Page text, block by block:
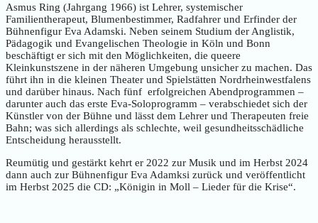
Asmus Ring (Jahrgang 1966) ist Lehrer, systemischer
Familientherapeut, Blumenbestimmer, Radfahrer und Erfinder der
Bühnenfigur Eva Adamski. Neben seinem Studium der Anglistik,
Pädagogik und Evangelischen Theologie in Köln und Bonn
beschäftigt er sich mit den Möglichkeiten, die queere
Kleinkunstszene in der näheren Umgebung unsicher zu machen. Das
führt ihn in die kleinen Theater und Spielstätten Nordrheinwestfalens
und darüber hinaus. Nach fünf erfolgreichen Abendprogrammen –
darunter auch das erste Eva-Soloprogramm – verabschiedet sich der
Künstler von der Bühne und lässt dem Lehrer und Therapeuten freie
Bahn; was sich allerdings als schlechte, weil gesundheitsschädliche
Entscheidung herausstellt.
Reumütig und gestärkt kehrt er 2022 zur Musik und im Herbst 2024
dann auch zur Bühnenfigur Eva Adamksi zurück und veröffentlicht
im Herbst 2025 die CD: „Königin in Moll – Lieder für die Krise“.